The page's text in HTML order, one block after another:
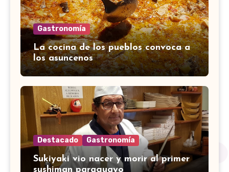
Gastronomía
La cocina de los pueblos convoca a
los asuncenos
Destacado Gastronomía
Sukiyaki vio nacer y morir al primer
sushiman paraguayo